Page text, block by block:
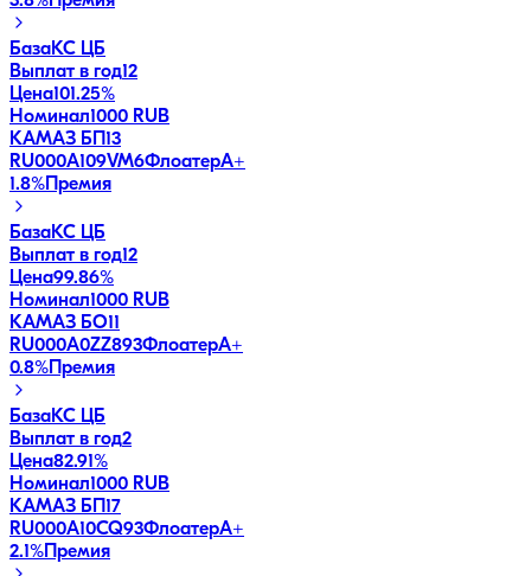
БазаКС ЦБ
Выплат в год12
Цена101.25%
Номинал1000 RUB
КАМАЗ БП13
RU000A109VM6ФлоатерA+
1.8%Премия
БазаКС ЦБ
Выплат в год12
Цена99.86%
Номинал1000 RUB
КАМАЗ БО11
RU000A0ZZ893ФлоатерA+
0.8%Премия
БазаКС ЦБ
Выплат в год2
Цена82.91%
Номинал1000 RUB
КАМАЗ БП17
RU000A10CQ93ФлоатерA+
2.1%Премия